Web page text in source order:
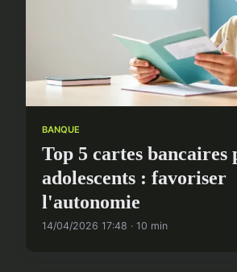
BANQUE
Top 5 cartes bancaires
adolescents : favoriser
l'autonomie
14/04/2026 17:48 · 10 min